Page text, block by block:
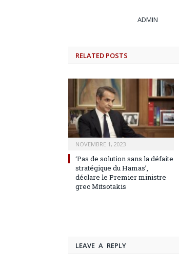
ADMIN
RELATED POSTS
NOVEMBRE 1, 2023
‘Pas de solution sans la défaite
stratégique du Hamas’,
déclare le Premier ministre
grec Mitsotakis
LEAVE A REPLY